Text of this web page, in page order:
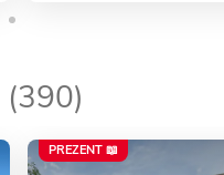
(390)
PREZENT 📖